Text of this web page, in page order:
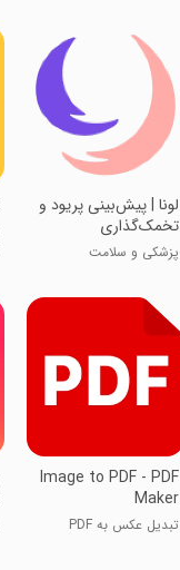
لونا | پیش‌بینی پریود و
تخمک‌گذاری
پزشکی و سلامت
Image to PDF - PDF
Maker
تبدیل عکس به PDF